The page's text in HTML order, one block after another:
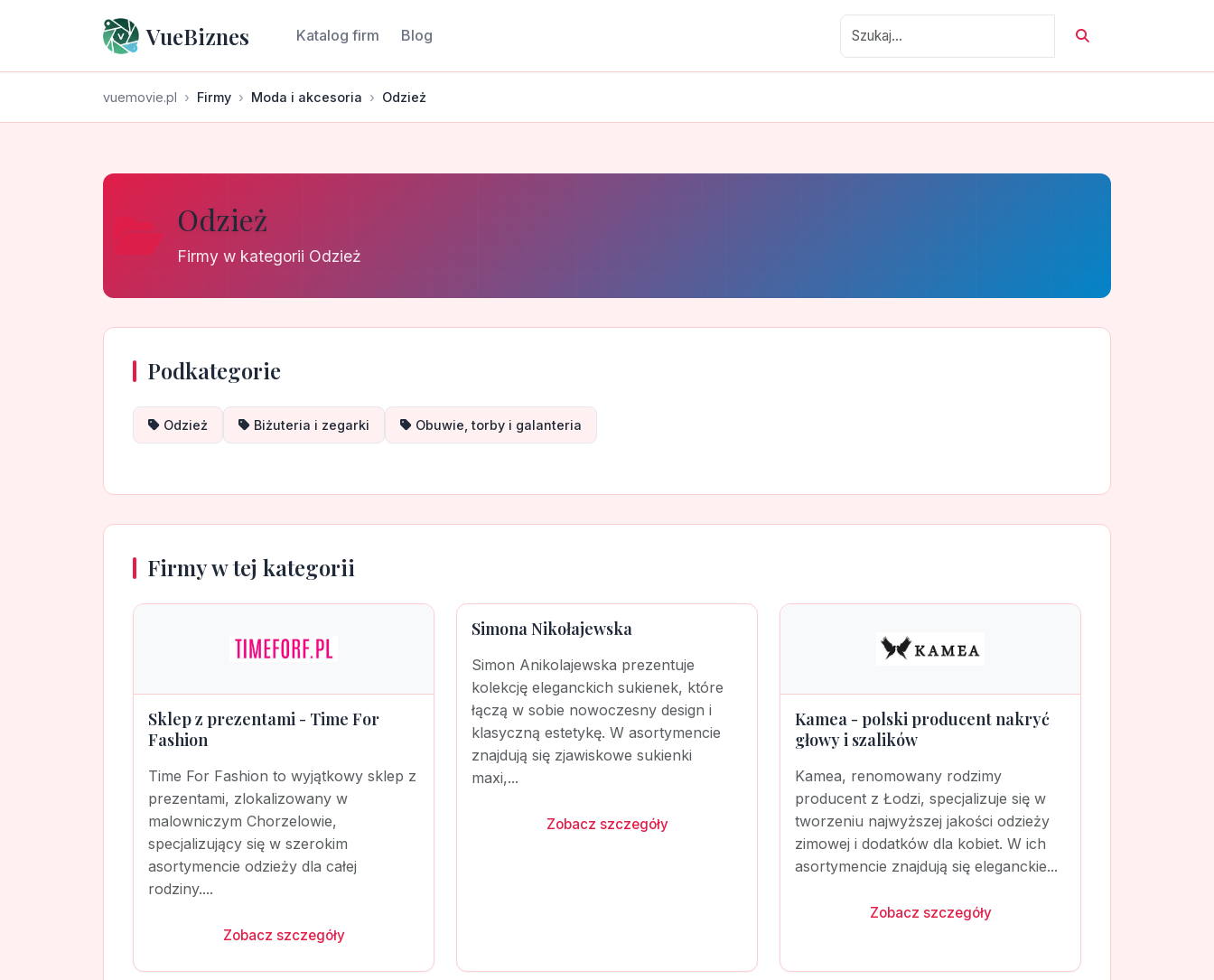
VueBiznes Katalog firm Blog
vuemovie.pl Firmy Moda i akcesoria Odzież
Odzież
Firmy w kategorii Odzież
Podkategorie
Odzież Biżuteria i zegarki Obuwie, torby i galanteria
Firmy w tej kategorii
Sklep z prezentami - Time For
Fashion
Time For Fashion to wyjątkowy sklep z
prezentami, zlokalizowany w
malowniczym Chorzelowie,
specjalizujący się w szerokim
asortymencie odzieży dla całej
rodziny....
Zobacz szczegóły
Simona Nikołajewska
Simon Anikolajewska prezentuje
kolekcję eleganckich sukienek, które
łączą w sobie nowoczesny design i
klasyczną estetykę. W asortymencie
znajdują się zjawiskowe sukienki
maxi,...
Zobacz szczegóły
Kamea - polski producent nakryć
głowy i szalików
Kamea, renomowany rodzimy
producent z Łodzi, specjalizuje się w
tworzeniu najwyższej jakości odzieży
zimowej i dodatków dla kobiet. W ich
asortymencie znajdują się eleganckie...
Zobacz szczegóły